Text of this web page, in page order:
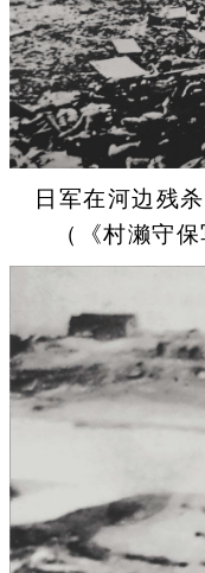
日军在河边残
（《村濑守